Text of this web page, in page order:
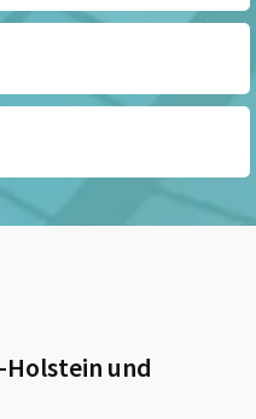
Holstein und